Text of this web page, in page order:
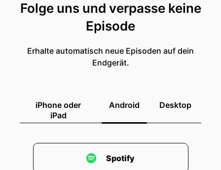
Folge uns und verpasse keine
Episode
Erhalte automatisch neue Episoden auf dein
Endgerät.
iPhone oder
iPad
Android Desktop
Spotify